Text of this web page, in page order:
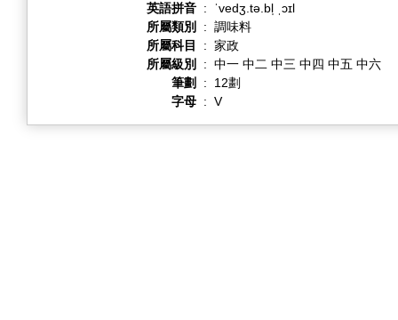
英語拼音 :
ˈvedʒ.tə.bl̩ ˌɔɪl
所屬類別
: 調味料
所屬科目
: 家政
所屬級別
: 中一 中二 中三 中四 中五 中六
筆劃
:
12劃
字母 : V